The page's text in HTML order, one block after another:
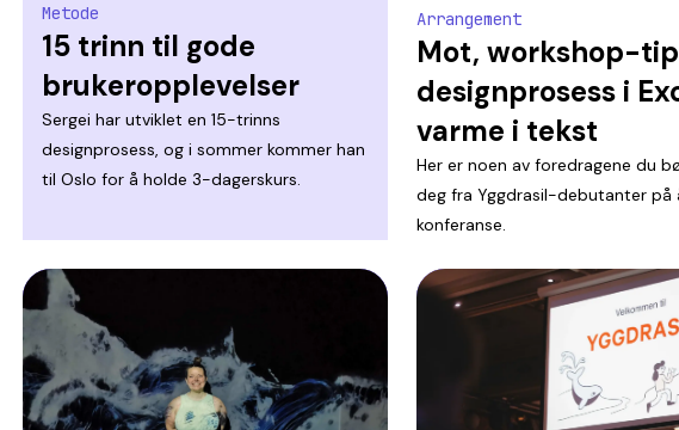
Metode
15 trinn til gode
brukeropplevelser
Sergei har utviklet en 15-trinns
designprosess, og i sommer kommer han
til Oslo for å holde 3-dagerskurs.
Arrangement
Mot, workshop-
designprosess i
varme i tekst
Her er noen av foredragene du
deg fra Yggdrasil-debutanter på
konferanse.